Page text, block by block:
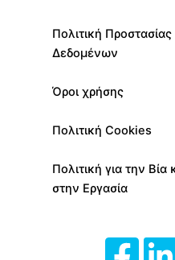
Πολιτική
Δεδομένων
Όροι χρήσης
Πολιτική Cookies
Πολιτική για την
στην Εργασία